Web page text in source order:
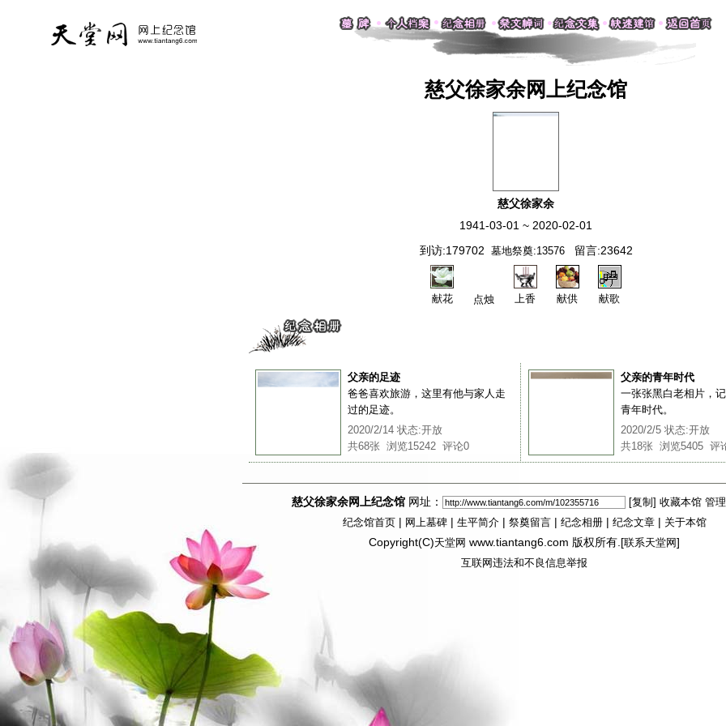
慈父徐家余网上纪念馆
慈父徐家余
1941-03-01 ~ 2020-02-01
到访:179702 墓地祭奠:13576留言:23642
献花 点烛 上香 献供 献歌
父亲的足迹
爸爸喜欢旅游，这里有他与家人走
过的足迹。
2020/2/14 状态:开放
共68张 浏览15242 评论0
父亲的青年时代
一张张黑白老相片，
青年时代。
2020/2/5状态:开放
共18张 浏览5405评
慈父徐家余网上纪念馆网址： [复制] 收藏本馆 管
纪念馆首页| 网上墓碑| 生平简介| 祭奠留言| 纪念相册| 纪念文章| 关于本馆
Copyright(C)天堂网 www.tiantang6.com 版权所有.[联系天堂网]
互联网违法和不良信息举报